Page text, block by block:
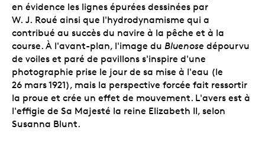
en évidence les lignes épurées dessinées par
W. J. Roué ainsi que l'hydrodynamisme qui a
contribué au succès du navire à la pêche et à la
course. À l'avant-plan, l'image du Bluenose dépourvu
de voiles et paré de pavillons s'inspire d'une
photographie prise le jour de sa mise à l'eau (le
26 mars 1921), mais la perspective forcée fait ressortir
la proue et crée un effet de mouvement. L'avers est à
l'effigie de Sa Majesté la reine Elizabeth II, selon
Susanna Blunt.